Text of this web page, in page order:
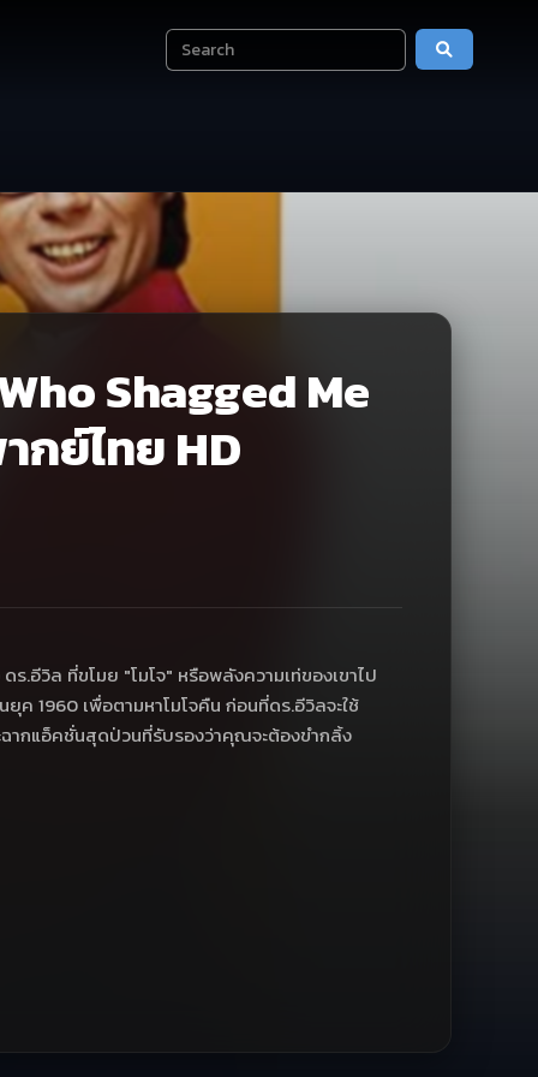
Shagged Me
กย์ไทย HD
อีวิล ที่ขโมย "โมโจ" หรือพลังความเท่ของเขาไป
ค 1960 เพื่อตามหาโมโจคืน ก่อนที่ดร.อีวิลจะใช้
ากแอ็คชั่นสุดป่วนที่รับรองว่าคุณจะต้องขำกลิ้ง